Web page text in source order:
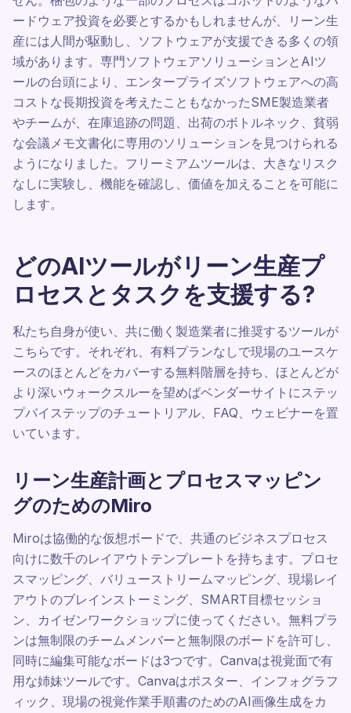
ードウェア投資を必要とするかもしれませんが、リーン生
産には人間が駆動し、ソフトウェアが支援できる多くの領
域があります。専門ソフトウェアソリューションとAIツ
ールの台頭により、エンタープライズソフトウェアへの高
コストな長期投資を考えたこともなかったSME製造業者
やチームが、在庫追跡の問題、出荷のボトルネック、貧弱
な会議メモ文書化に専用のソリューションを見つけられる
ようになりました。フリーミアムツールは、大きなリスク
なしに実験し、機能を確認し、価値を加えることを可能に
します。
どのAIツールがリーン生産プ
ロセスとタスクを支援する?
私たち自身が使い、共に働く製造業者に推奨するツールが
こちらです。それぞれ、有料プランなしで現場のユースケ
ースのほとんどをカバーする無料階層を持ち、ほとんどが
より深いウォークスルーを望めばベンダーサイトにステッ
プバイステップのチュートリアル、FAQ、ウェビナーを置
いています。
リーン生産計画とプロセスマッピン
グのためのMiro
Miroは協働的な仮想ボードで、共通のビジネスプロセス
向けに数千のレイアウトテンプレートを持ちます。プロセ
スマッピング、バリューストリームマッピング、現場レイ
アウトのブレインストーミング、SMART目標セッショ
ン、カイゼンワークショップに使ってください。無料プラ
ンは無制限のチームメンバーと無制限のボードを許可し、
同時に編集可能なボードは3つです。Canvaは視覚面で有
用な姉妹ツールです。Canvaはポスター、インフォグラフ
ィック、現場の視覚作業手順書のためのAI画像生成をカ